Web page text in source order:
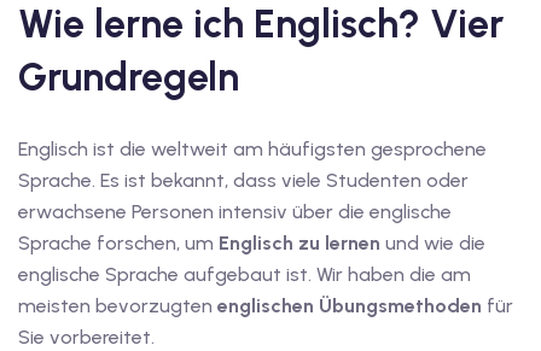
C1
Deutsch C1
Wie lerne ich Englisch? Vier
Grundregeln
Englisch ist die weltweit am häufigsten gesprochene
Sprache. Es ist bekannt, dass viele Studenten oder
erwachsene Personen intensiv über die englische
Sprache forschen, um Englisch zu lernen und wie die
englische Sprache aufgebaut ist. Wir haben die am
meisten bevorzugten englischen Übungsmethoden für
Sie vorbereitet.